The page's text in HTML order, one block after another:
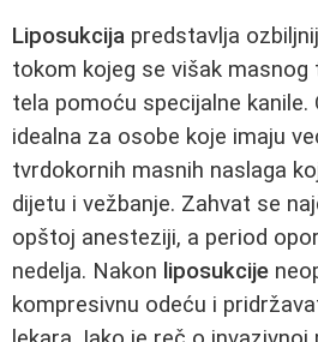
Liposukcija predstavlja
tokom kojeg se višak masnog
tela pomoću specijalne kanile.
idealna za osobe koje imaju
tvrdokornih masnih naslaga
dijetu i vežbanje. Zahvat se
opštoj anesteziji, a period
nedelja. Nakon liposukcije
kompresivnu odeću i